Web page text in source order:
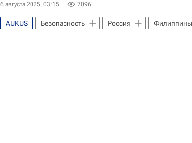
6 августа 2025, 03:15 7096
AUKUS Безопасность Россия Филиппины
Игорь Коротченко
Дмитрий Песков НАТО